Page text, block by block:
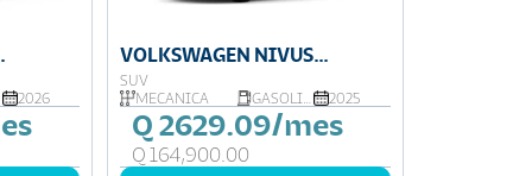
2026
VOLKSWAGEN NIVUS
COMFORTLINE MT
SUV
MECÁNICA
GASOLINA 2025
Q 2629.09/mes
Q 164,900.00